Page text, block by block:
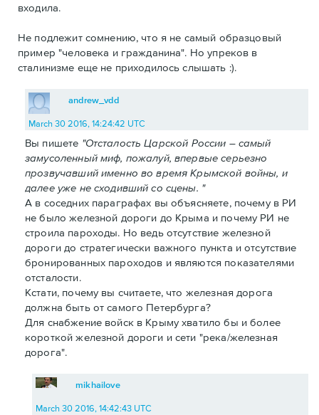
входила.
Не подлежит сомнению, что я не самый образцовый
пример "человека и гражданина". Но упреков в
сталинизме еще не приходилось слышать :).
andrew_vdd
March 30 2016, 14:24:42 UTC
Вы пишете "Отсталость Царской России – самый
замусоленный миф, пожалуй, впервые серьезно
прозвучавший именно во время Крымской войны, и
далее уже не сходивший со сцены. "
А в соседних параграфах вы объясняете, почему в РИ
не было железной дороги до Крыма и почему РИ не
строила пароходы. Но ведь отсутствие железной
дороги до стратегически важного пункта и отсутствие
бронированных пароходов и являются показателями
отсталости.
Кстати, почему вы считаете, что железная дорога
должна быть от самого Петербурга?
Для снабжение войск в Крыму хватило бы и более
короткой железной дороги и сети "река/железная
дорога".
mikhailove
March 30 2016, 14:42:43 UTC